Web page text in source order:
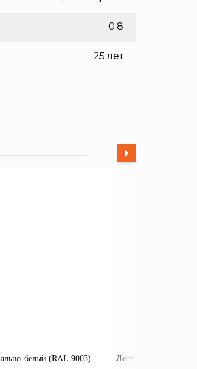
0.8
25 лет
белый (RAL 9003) Лестница пожарная